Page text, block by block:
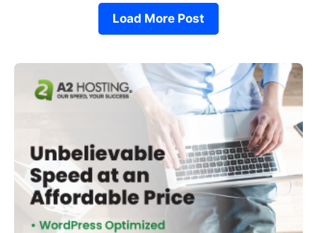
Load More Post